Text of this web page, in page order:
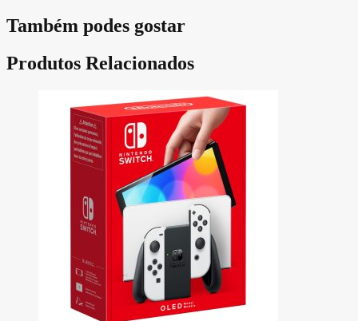
Também podes gostar
Produtos Relacionados